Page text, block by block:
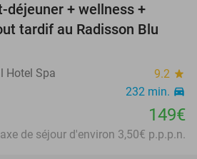
déjeuner + wellness +
tardif au Radisson Blu
Hotel Spa 9.2 star
232 min. directions_car
149€
de séjour d'environ 3,50€ p.p.p.n.